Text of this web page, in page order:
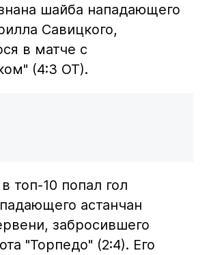
шайба нападающего
Савицкого,
в матче с
(4:3 ОТ).
топ-10 попал гол
астанчан
забросившего
"Торпедо" (2:4). Его